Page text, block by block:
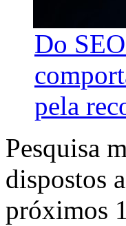
Do
pela
Pesquisa
dispostos
próximos